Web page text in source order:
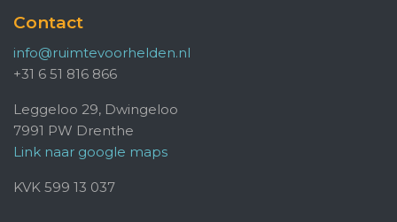
Contact
info@ruimtevoorhelden.nl
+31 6 51 816 866
Leggeloo 29, Dwingeloo
7991 PW Drenthe
Link naar google maps
KVK 599 13 037